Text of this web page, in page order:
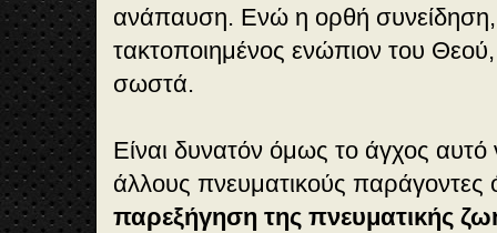
ανάπαυση. Ενώ η ορθή συνείδηση,
τακτοποιημένος ενώπιον του
σωστά.
Είναι δυνατόν όμως το άγχος αυτό
άλλους πνευματικούς
παρεξήγηση της πνευματικής